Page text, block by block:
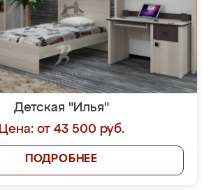
Детская "Илья"
Цена: от 43 500 руб.
ПОДРОБНЕЕ